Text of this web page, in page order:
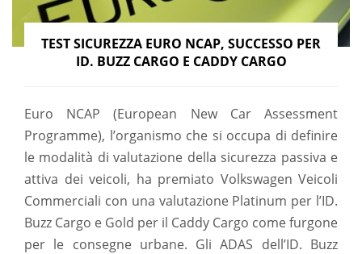
TEST SICUREZZA EURO NCAP, SUCCESSO PER
ID. BUZZ CARGO E CADDY CARGO
Euro NCAP (European New Car Assessment
Programme), l’organismo che si occupa di definire
le modalità di valutazione della sicurezza passiva e
attiva dei veicoli, ha premiato Volkswagen Veicoli
Commerciali con una valutazione Platinum per l’ID.
Buzz Cargo e Gold per il Caddy Cargo come furgone
per le consegne urbane. Gli ADAS dell’ID. Buzz